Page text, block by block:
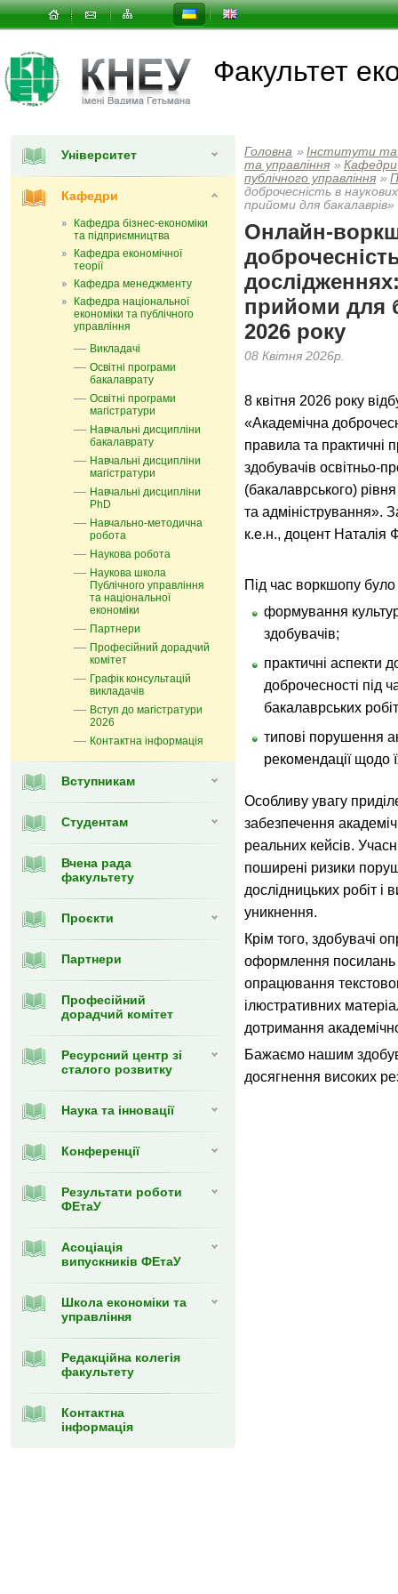
Факультет
Університет
Кафедри
Кафедра бізнес-економіки
та підприємництва
Кафедра економічної
теорії
Кафедра менеджменту
Кафедра національної
економіки та публічного
управління
Викладачі
Освітні програми
бакалаврату
Освітні програми
магістратури
Навчальні дисципліни
бакалаврату
Навчальні дисципліни
магістратури
Навчальні дисципліни
PhD
Навчально-методична
робота
Наукова робота
Наукова школа
Публічного управління
та національної
економіки
Партнери
Професійний дорадчий
комітет
Графік консультацій
викладачів
Вступ до магістратури
2026
Контактна інформація
Вступникам
Студентам
Вчена рада
факультету
Проєкти
Партнери
Професійний
дорадчий комітет
Ресурсний центр зі
сталого розвитку
Наука та інновації
Конференції
Результати роботи
ФЕтаУ
Асоціація
випускників ФЕтаУ
Школа економіки та
управління
Редакційна колегія
факультету
Контактна
інформація
Головна » Інститути
та управлiння » Кафедри
публічного управління »
доброчесність в
прийоми для
Онлайн-
прийоми для
2026 року
08 Квітня 2026р.
8 квітня 2026 року
«Академічна
правила та практичні
здобувачів освітньо-
(бакалаврського)
та адміністрування».
к.е.н., доцент Наталія
Під час воркшопу
формування
здобувачів;
практичні аспекти
доброчесності під
бакалаврських
типові порушення
рекомендації щодо
Особливу увагу
забезпечення
реальних кейсів.
поширені ризики
дослідницьких робіт і
уникнення.
Крім того, здобувачі
оформлення посилань
опрацювання
ілюстративних
дотримання
Бажаємо нашим
досягнення високих